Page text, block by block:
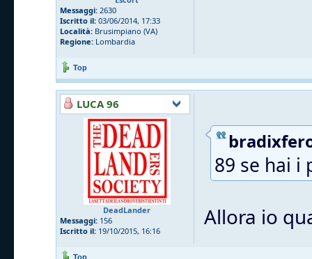
Messaggi: 2630
Iscritto il: 03/06/2014, 17:33
Località: Brusimpiano (VA)
Regione: Lombardia
Top
LUCA 96
DeadLander
Messaggi: 156
Iscritto il: 19/10/2015, 16:16
89 se hai i
Allora io
Top